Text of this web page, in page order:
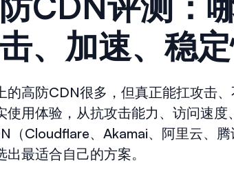
、加速、稳
的高防CDN很多，但真正能扛攻击
使用体验，从抗攻击能力、访问速
（Cloudflare、Akamai、阿里云、
出最适合自己的方案。